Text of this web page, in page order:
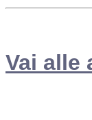
Vai alle